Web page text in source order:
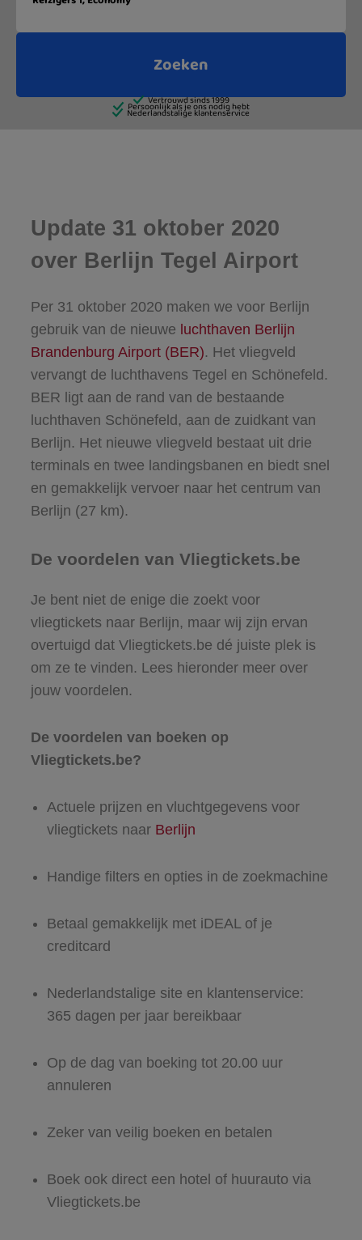
Update 31 oktober 2020
over Berlijn Tegel Airport
Per 31 oktober 2020 maken we voor Berlijn
gebruik van de nieuwe luchthaven Berlijn
Brandenburg Airport (BER). Het vliegveld
vervangt de luchthavens Tegel en Schönefeld.
BER ligt aan de rand van de bestaande
luchthaven Schönefeld, aan de zuidkant van
Berlijn. Het nieuwe vliegveld bestaat uit drie
terminals en twee landingsbanen en biedt snel
en gemakkelijk vervoer naar het centrum van
Berlijn (27 km).
De voordelen van Vliegtickets.be
Je bent niet de enige die zoekt voor
vliegtickets naar Berlijn, maar wij zijn ervan
overtuigd dat Vliegtickets.be dé juiste plek is
om ze te vinden. Lees hieronder meer over
jouw voordelen.
De voordelen van boeken op
Vliegtickets.be?
Actuele prijzen en vluchtgegevens voor
vliegtickets naar Berlijn
Handige filters en opties in de zoekmachine
Betaal gemakkelijk met iDEAL of je
creditcard
Nederlandstalige site en klantenservice:
365 dagen per jaar bereikbaar
Op de dag van boeking tot 20.00 uur
annuleren
Zeker van veilig boeken en betalen
Boek ook direct een hotel of huurauto via
Vliegtickets.be